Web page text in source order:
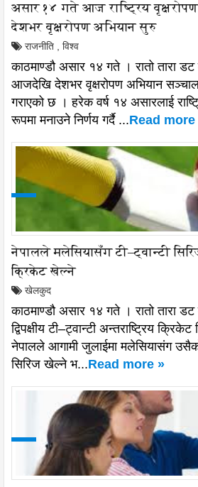
असार १४ गते आज राष्ट्रिय
देशभर वृक्षरोपण अभियान सुरु
राजनीति विश्व
काठमाण्डौ असार १४ गते । रातो तारा
आजदेखि देशभर वृक्षरोपण अभियान
गराएको छ । हरेक वर्ष १४ असारलाई
रूपमा मनाउने निर्णय गर्दै ...Read more
नेपालले मलेसियासँग टी–ट्वान्टी
क्रिकेट खेल्ने
खेलकुद
काठमाण्डौ असार १४ गते । रातो तारा
द्विपक्षीय टी–ट्वान्टी अन्तराष्ट्रिय
नेपालले आगामी जुलाईमा मलेसियासंग
सिरिज खेल्ने भ...Read more »